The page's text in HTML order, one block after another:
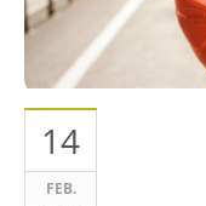
14
FEB.